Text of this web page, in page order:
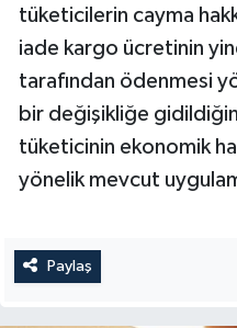
tüketicilerin cayma
iade kargo ücretinin
tarafından ödenmesi
bir değişikliğe
tüketicinin ekonomik
yönelik mevcut
Paylaş